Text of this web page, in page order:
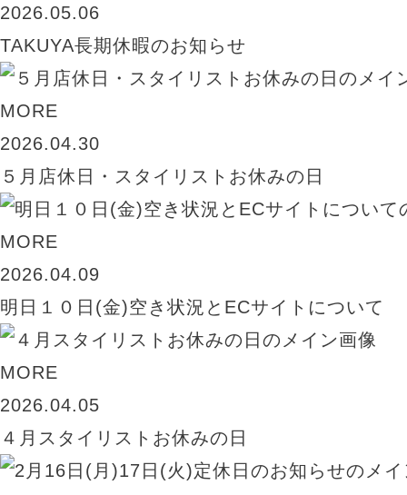
2026.05.06
TAKUYA長期休暇のお知らせ
MORE
2026.04.30
５月店休日・スタイリストお休みの日
MORE
2026.04.09
明日１０日(金)空き状況とECサイトについて
MORE
2026.04.05
４月スタイリストお休みの日